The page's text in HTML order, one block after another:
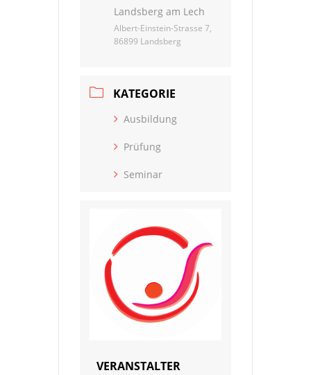
Landsberg am Lech
Albert-Einstein-Strasse 7,
86899 Landsberg
KATEGORIE
Ausbildung
Prüfung
Seminar
VERANSTALTER